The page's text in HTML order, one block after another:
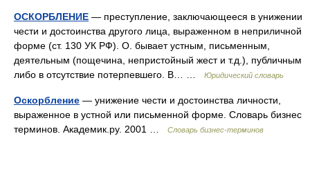
ОСКОРБЛЕНИЕ — преступление, заключающееся в унижении
чести и достоинства другого лица, выраженном в неприличной
форме (ст. 130 УК РФ). О. бывает устным, письменным,
деятельным (пощечина, непристойный жест и т.д.), публичным
либо в отсутствие потерпевшего. В… …
Юридический словарь
Оскорбление — унижение чести и достоинства личности,
выраженное в устной или письменной форме. Словарь бизнес
терминов. Академик.ру. 2001 …
Словарь бизнес-терминов